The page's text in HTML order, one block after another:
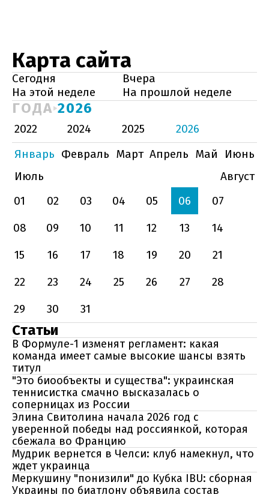
Карта сайта
Сегодня
Вчера
На этой неделе
На прошлой неделе
ГОДА 2026
2022 2024 2025
2026
Январь Февраль Март Апрель Май
Июнь
Июль
Август
01
02 03 04 05 06
07
08
09 10 11 12 13
14
15
16 17 18 19 20
21
22
23 24 25 26 27
28
29
30 31
Статьи
В Формуле-1 изменят регламент: какая
команда имеет самые высокие шансы взять
титул
"Это биообъекты и существа": украинская
теннисистка смачно высказалась о
соперницах из России
Элина Свитолина начала 2026 год с
уверенной победы над россиянкой, которая
сбежала во Францию
Мудрик вернется в Челси: клуб намекнул, что
ждет украинца
Меркушину "понизили" до Кубка IBU: сборная
Украины по биатлону объявила состав